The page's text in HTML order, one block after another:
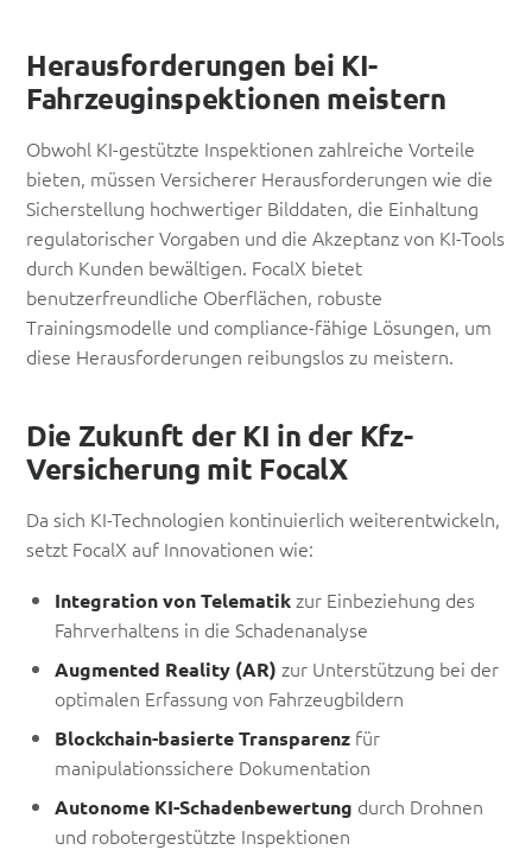
Herausforderungen bei KI-
Fahrzeuginspektionen meistern
Obwohl KI-gestützte Inspektionen zahlreiche Vorteile
bieten, müssen Versicherer Herausforderungen wie die
Sicherstellung hochwertiger Bilddaten, die Einhaltung
regulatorischer Vorgaben und die Akzeptanz von KI-Tools
durch Kunden bewältigen. FocalX bietet
benutzerfreundliche Oberflächen, robuste
Trainingsmodelle und compliance-fähige Lösungen, um
diese Herausforderungen reibungslos zu meistern.
Die Zukunft der KI in der Kfz-
Versicherung mit FocalX
Da sich KI-Technologien kontinuierlich weiterentwickeln,
setzt FocalX auf Innovationen wie:
Integration von Telematikzur Einbeziehung des
Fahrverhaltens in die Schadenanalyse
Augmented Reality (AR) zur Unterstützung bei der
optimalen Erfassung von Fahrzeugbildern
Blockchain-basierte Transparenz für
manipulationssichere Dokumentation
Autonome KI-Schadenbewertung durch Drohnen
und robotergestützte Inspektionen